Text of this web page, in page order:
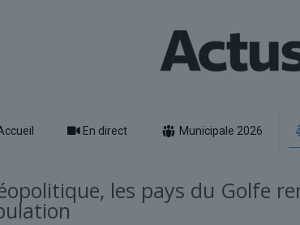
En direct Municipale 2026
les pays du Golfe